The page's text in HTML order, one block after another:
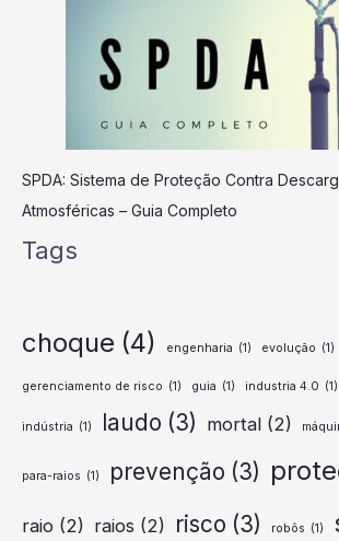
SPDA: Sistema de Proteção Contra
Atmosféricas – Guia Completo
Tags
choque (4) engenharia (1) evolução (1)
gerenciamento de risco (1) guia (1) industria 4.0 (1)
indústria (1) laudo (3) mortal (2)
para-raios (1) prevenção (3)
raio (2) raios (2) risco (3) robôs (1)